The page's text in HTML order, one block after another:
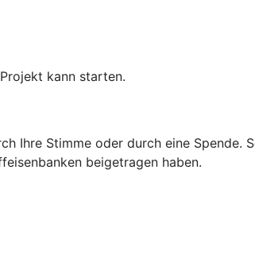
kann starten.
Ihre Stimme oder durch eine Spende.
beigetragen haben.